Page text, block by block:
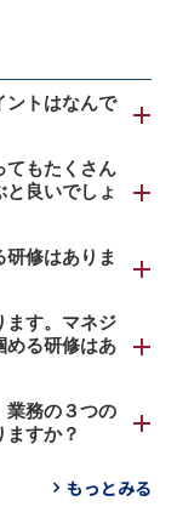
ントはなんで
修のポイント
習」を重視
来の知識偏
をふまえ
む演習重視
場のリスクを
明日から現場
いった具合
ハウがメイン
てもたくさん
良いでしょ
は、大きく
を図る研修
のリーダー
修はありま
マネジメント
。
任で経験が
基本を理解し
ます。マネジ
める研修はあ
ジメントを始
。
業務の３つの
すか？
マネジメント
もっとみる